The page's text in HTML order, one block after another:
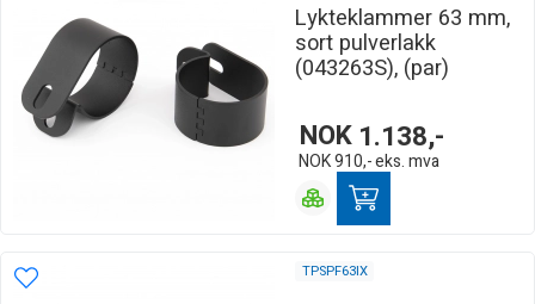
Lykteklammer 63 mm,
sort pulverlakk
(043263S), (par)
NOK 1.138,-
NOK910,-eks. mva
TPSPF63IX